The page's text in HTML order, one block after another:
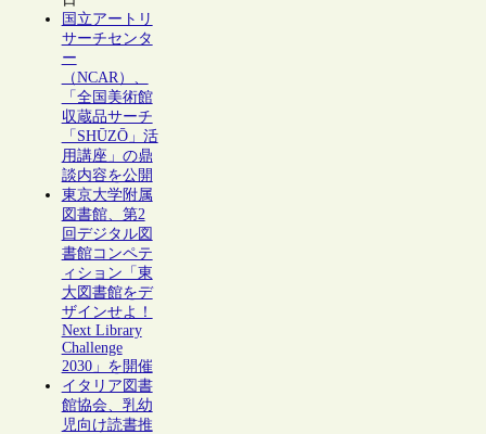
国立アートリ
サーチセンタ
ー
（NCAR）、
「全国美術館
収蔵品サーチ
「SHŪZŌ」活
用講座」の鼎
談内容を公開
東京大学附属
図書館、第2
回デジタル図
書館コンペテ
ィション「東
大図書館をデ
ザインせよ！
Next Library
Challenge
2030」を開催
イタリア図書
館協会、乳幼
児向け読書推